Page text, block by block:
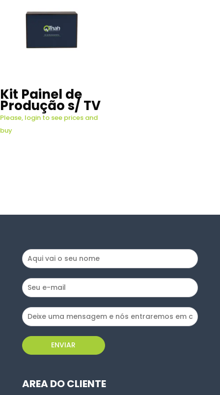
Kit Painel de
Produção s/ TV
Please, login to see prices and
buy
ENVIAR
AREA DO CLIENTE
ENVIAR
AREA DO CLIENTE